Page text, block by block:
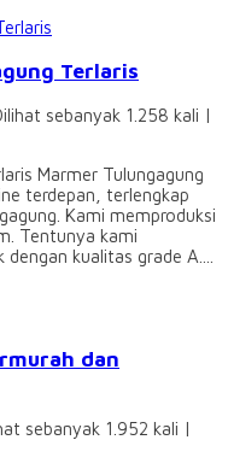
Terlaris
sebanyak 1.258 kali |
Marmer Tulungagung
terdepan, terlengkap
Kami memproduksi
Tentunya kami
kualitas grade A....
dan
sebanyak 1.952 kali |